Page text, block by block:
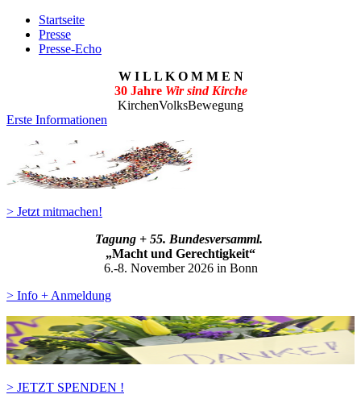
Startseite
Presse
Presse-Echo
W I L L K O M M E N
30 Jahre Wir sind Kirche
KirchenVolksBewegung
Erste Informationen
> Jetzt mitmachen!
Tagung + 55. Bundesversamml.
„Macht und Gerechtigkeit“
6.-8. November 2026 in Bonn
> Info + Anmeldung
> JETZT SPENDEN !